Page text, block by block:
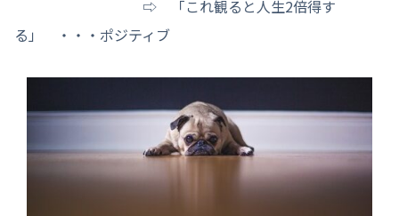
⇨ 「これ観ると人生2倍得す
る」 ・・・ポジティブ